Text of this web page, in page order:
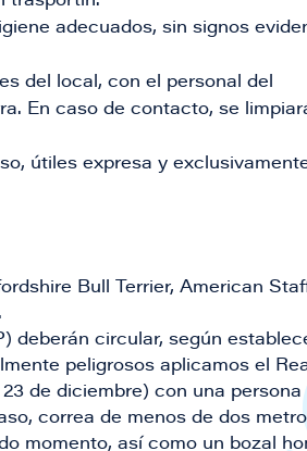
adecuados, sin signos
del local, con el personal del
En caso de contacto, se
útiles expresa y
Bull Terrier, American
deberán circular, según
peligrosos aplicamos el
de diciembre) con una persona
correa de menos de dos
momento, así como un bozal